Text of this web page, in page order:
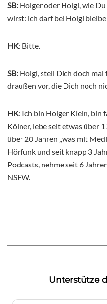
SB: Holger oder Holgi, wie
wirst: ich darf bei Holgi
HK: Bitte.
SB: Holgi, stell Dich doch
draußen vor, die Dich noch
HK: Ich bin Holger Klein, bin
Kölner, lebe seit etwas über
über 20 Jahren „was mit
Hörfunk und seit knapp 3
Podcasts, nehme seit 6
NSFW.
Unterstütze